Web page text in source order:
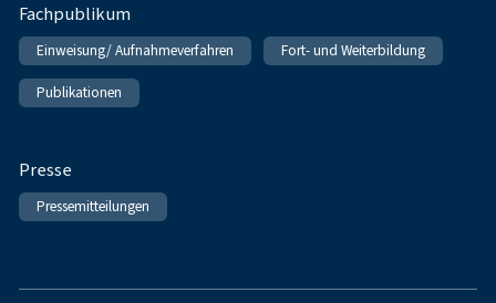
Fachpublikum
Einweisung/ Aufnahmeverfahren Fort- und Weiterbildung
Publikationen
Presse
Pressemitteilungen